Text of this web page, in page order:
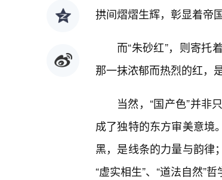
拱间熠熠生辉，彰显着帝
而“朱砂红”，则寄托
那一抹浓郁而热烈的红，
当然，“国产色”并非
成了独特的东方审美意境
黑，是线条的力量与韵律
“虚实相生”、“道法自然”